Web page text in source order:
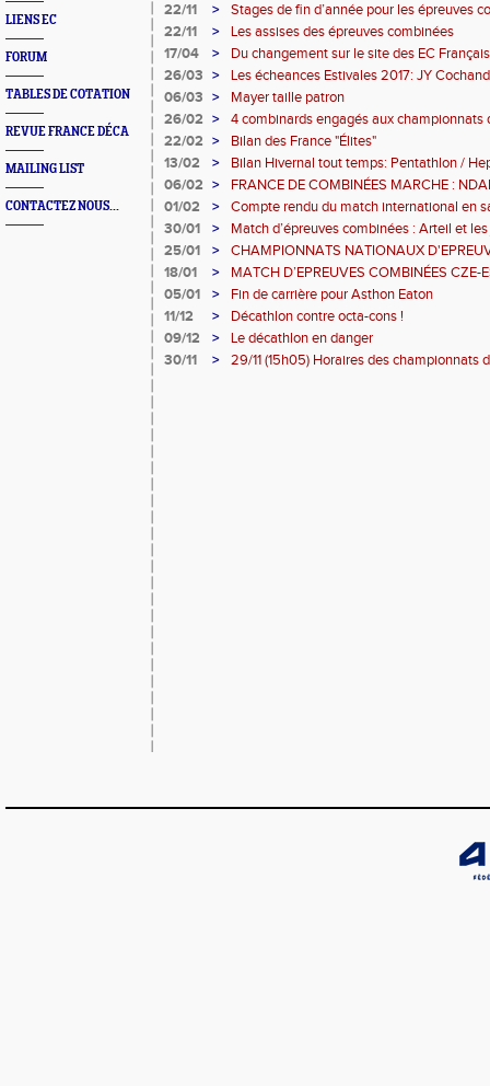
LIENS EC
FORUM
TABLES DE COTATION
REVUE FRANCE DÉCA
MAILING LIST
CONTACTEZ NOUS...
22/11 >
Stages de fin d’année pour les épreuves
22/11
>
Les assises des épreuves combinées
17/04
>
Du changement sur le site des EC
26/03 >
Les écheances Estivales 2017: JY Cochand
06/03 >
Mayer taille patron
26/02 >
4 combinards engagés aux championnats
22/02 >
Bilan des France "Élites"
13/02
>
Bilan Hivernal tout temps: Pentathlon /
06/02 >
FRANCE DE COMBINÉES MARCHE :
01/02
>
Compte rendu du match international en
bons résultats collectifs...)
30/01 >
Match d’épreuves combinées : Arteil et
25/01
>
CHAMPIONNATS NATIONAUX
MARCHE : LES QUALIFIABLES
18/01 >
MATCH D’EPREUVES COMBINÉES CZE-
PRAGUE : LA SÉLECTION
05/01 >
Fin de carrière pour Asthon Eaton
11/12
>
Décathlon contre octa-cons !
09/12
>
Le décathlon en danger
30/11
>
29/11 (15h05) Horaires des championnats